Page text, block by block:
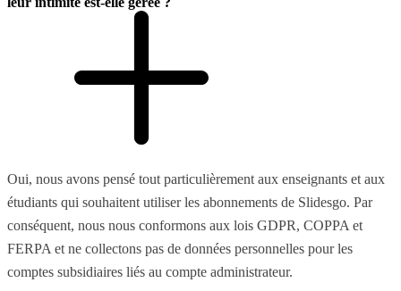
Oui, nous avons pensé tout particulièrement aux enseignants et aux
étudiants qui souhaitent utiliser les abonnements de Slidesgo. Par
conséquent, nous nous conformons aux lois GDPR, COPPA et
FERPA et ne collectons pas de données personnelles pour les
comptes subsidiaires liés au compte administrateur.